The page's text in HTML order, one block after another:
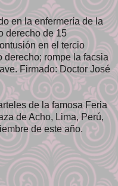
en la enfermería de la
derecho de 15
en el tercio
derecho; rompe la facsia
Firmado: Doctor José
de la famosa Feria
de Acho, Lima, Perú,
de este año.